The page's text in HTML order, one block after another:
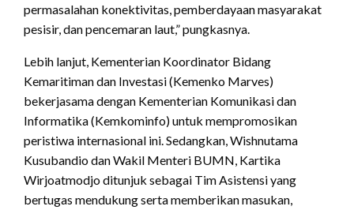
permasalahan konektivitas, pemberdayaan masyarakat
pesisir, dan pencemaran laut,” pungkasnya.
Lebih lanjut, Kementerian Koordinator Bidang
Kemaritiman dan Investasi (Kemenko Marves)
bekerjasama dengan Kementerian Komunikasi dan
Informatika (Kemkominfo) untuk mempromosikan
peristiwa internasional ini. Sedangkan, Wishnutama
Kusubandio dan Wakil Menteri BUMN, Kartika
Wirjoatmodjo ditunjuk sebagai Tim Asistensi yang
bertugas mendukung serta memberikan masukan,